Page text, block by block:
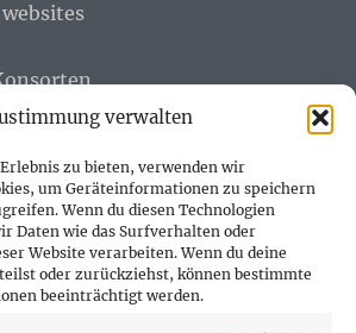
verwalten
zu bieten, verwenden wir
um Geräteinformationen zu speichern
Wenn du diesen Technologien
Daten wie das Surfverhalten oder
Website verarbeiten. Wenn du deine
oder zurückziehst, können bestimmte
beeinträchtigt werden.
GmbH